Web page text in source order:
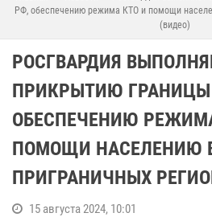
РФ, обеспечению режима КТО и помощи
(видео)
РОСГВАРДИЯ
ПРИКРЫТИЮ
ОБЕСПЕЧЕНИЮ
ПОМОЩИ НАСЕЛЕНИЮ
ПРИГРАНИЧНЫХ
15 августа 2024, 10:01